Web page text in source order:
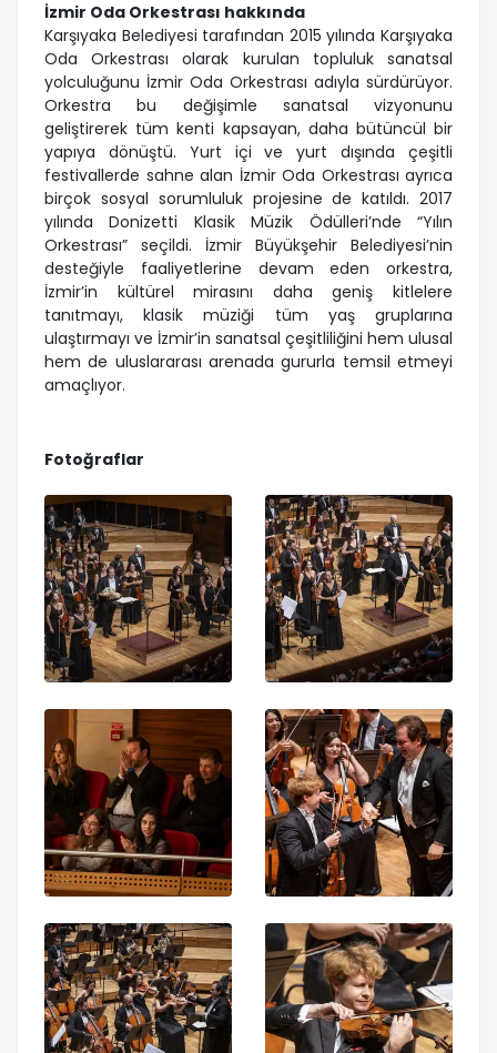
İzmir Oda Orkestrası hakkında
Karşıyaka Belediyesi tarafından 2015 yılında Karşıyaka
Oda Orkestrası olarak kurulan topluluk sanatsal
yolculuğunu İzmir Oda Orkestrası adıyla sürdürüyor.
Orkestra bu değişimle sanatsal vizyonunu
geliştirerek tüm kenti kapsayan, daha bütüncül bir
yapıya dönüştü. Yurt içi ve yurt dışında çeşitli
festivallerde sahne alan İzmir Oda Orkestrası ayrıca
birçok sosyal sorumluluk projesine de katıldı. 2017
yılında Donizetti Klasik Müzik Ödülleri’nde “Yılın
Orkestrası” seçildi. İzmir Büyükşehir Belediyesi’nin
desteğiyle faaliyetlerine devam eden orkestra,
İzmir’in kültürel mirasını daha geniş kitlelere
tanıtmayı, klasik müziği tüm yaş gruplarına
ulaştırmayı ve İzmir’in sanatsal çeşitliliğini hem ulusal
hem de uluslararası arenada gururla temsil etmeyi
amaçlıyor.
Fotoğraflar